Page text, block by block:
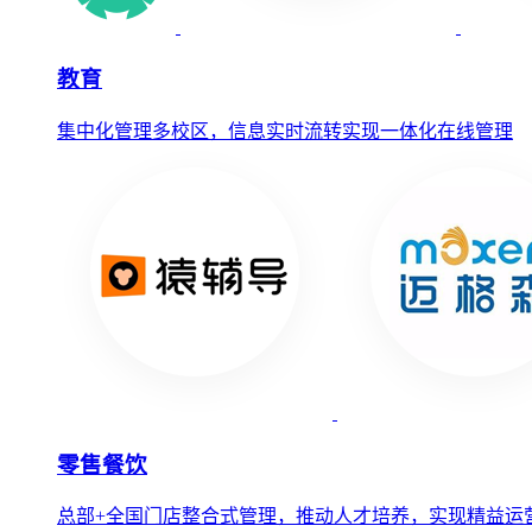
教育
集中化管理多校区，信息实时流转实现一体化在线管理
零售餐饮
总部+全国门店整合式管理，推动人才培养，实现精益运